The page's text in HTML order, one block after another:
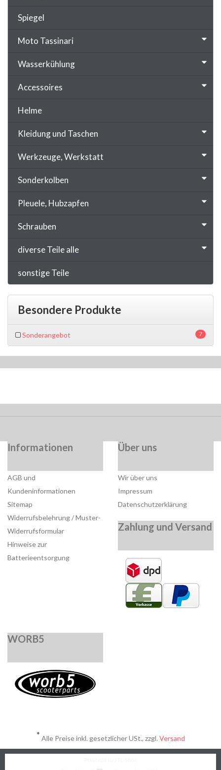
Spiegel
Moto Tassinari
Wasserkühlung
Accessoires
Helme
Kleidung und Taschen
Werkzeuge, Werkstatt
Sonderkolben
Pleuele, Hubzapfen
Schrauben
diverse Teile alle
sonstige Teile
Besondere Produkte
7
Sonderangebot
Informationen
AGB und
Kundeninformationen
Sitemap
Widerrufsbelehrung / Muster-
Widerrufsformular
Hinweise zur
Batterieentsorgung
Über uns
Wir über uns
Impressum
Datenschutzerklärung
Zahlung und Versand
WORB5
* Alle Preise inkl. gesetzlicher USt., zzgl. Versand